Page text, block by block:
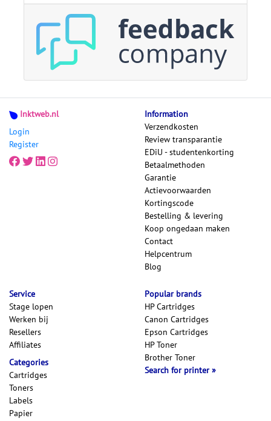
Inktweb.nl
Login
Register
Information
Verzendkosten
Review transparantie
EDiU - studentenkorting
Betaalmethoden
Garantie
Actievoorwaarden
Kortingscode
Bestelling & levering
Koop ongedaan maken
Contact
Helpcentrum
Blog
Service
Stage lopen
Werken bij
Resellers
Affiliates
Categories
Cartridges
Toners
Labels
Papier
Popular brands
HP Cartridges
Canon Cartridges
Epson Cartridges
HP Toner
Brother Toner
Search for printer